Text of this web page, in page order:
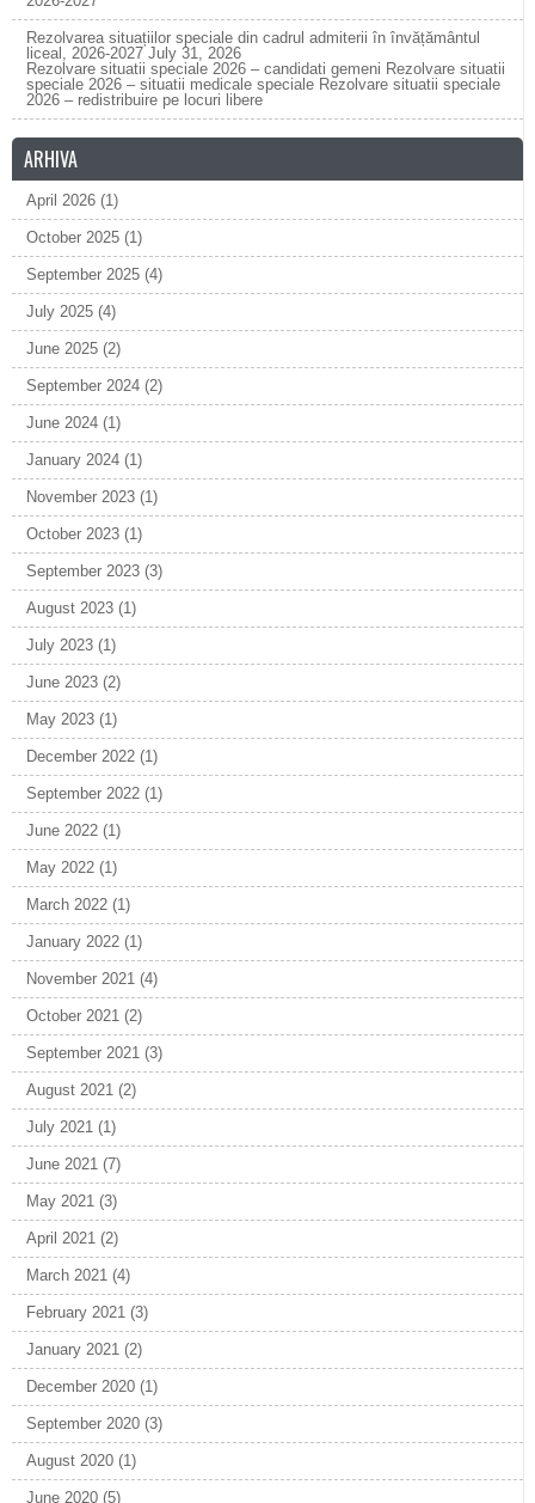
Rezolvarea situațiilor speciale din cadrul admiterii în învățământul
liceal, 2026-2027 July 31, 2026
Rezolvare situatii speciale 2026 – candidati gemeni Rezolvare situatii
speciale 2026 – situatii medicale speciale Rezolvare situatii speciale
2026 – redistribuire pe locuri libere
ARHIVA
April 2026 (1)
October 2025 (1)
September 2025 (4)
July 2025 (4)
June 2025 (2)
September 2024 (2)
June 2024 (1)
January 2024 (1)
November 2023 (1)
October 2023 (1)
September 2023 (3)
August 2023 (1)
July 2023 (1)
June 2023 (2)
May 2023 (1)
December 2022 (1)
September 2022 (1)
June 2022 (1)
May 2022 (1)
March 2022 (1)
January 2022 (1)
November 2021 (4)
October 2021 (2)
September 2021 (3)
August 2021 (2)
July 2021 (1)
June 2021 (7)
May 2021 (3)
April 2021 (2)
March 2021 (4)
February 2021 (3)
January 2021 (2)
December 2020 (1)
September 2020 (3)
August 2020 (1)
June 2020 (5)